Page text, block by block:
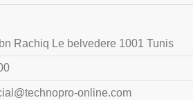
Rachiq Le belvedere 1001 Tunis
online.com